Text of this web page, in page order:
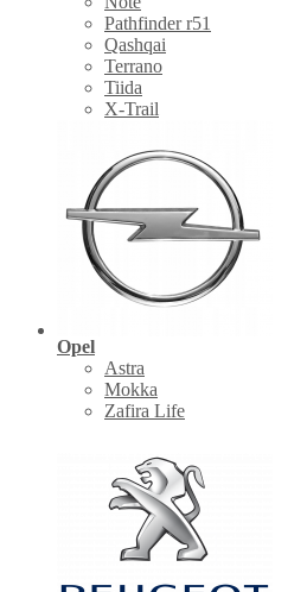
Pathfinder r51
Qashqai
Terrano
Tiida
X-Trail
Opel
Astra
Mokka
Zafira Life